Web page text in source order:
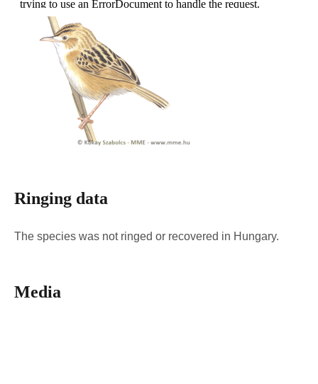
Ringing data
The species was not ringed or recovered in Hungary.
Media